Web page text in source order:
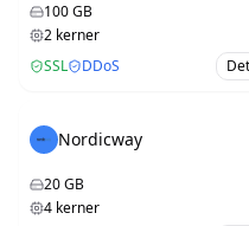
100GB
2 kerner
SSL
DDoS
Nordicway
20GB
4 kerner